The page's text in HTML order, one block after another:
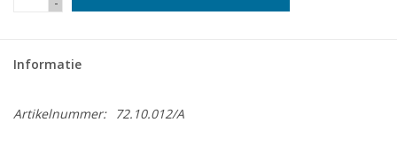
Informatie
Artikelnummer: 72.10.012/A